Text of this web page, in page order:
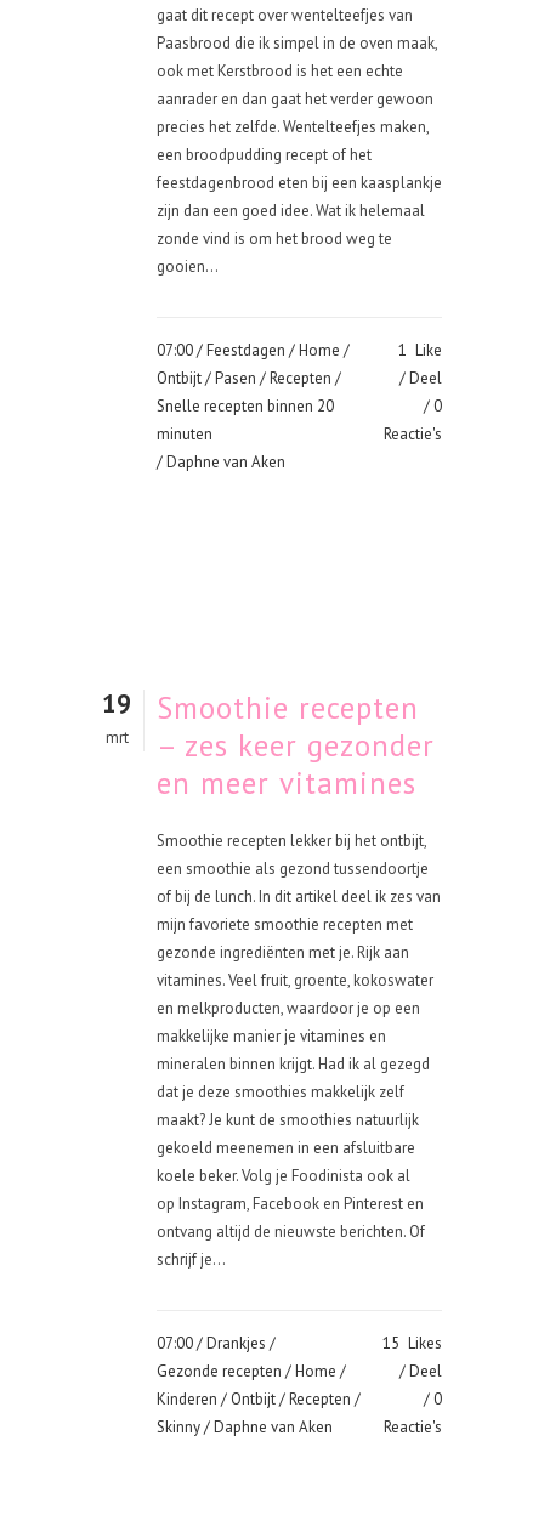
gaat dit recept over wentelteefjes van
Paasbrood die ik simpel in de oven maak,
ook met Kerstbrood is het een echte
aanrader en dan gaat het verder gewoon
precies het zelfde. Wentelteefjes maken,
een broodpudding recept of het
feestdagenbrood eten bij een kaasplankje
zijn dan een goed idee. Wat ik helemaal
zonde vind is om het brood weg te
gooien...
07:00 /Feestdagen /Home /
Ontbijt/Pasen /Recepten /
Snelle recepten binnen 20
minuten
/ Daphne van Aken
1 Like
Deel
0
Reactie's
19
mrt
Smoothie recepten
– zes keer gezonder
en meer vitamines
Smoothie recepten lekker bij het ontbijt,
een smoothie als gezond tussendoortje
of bij de lunch. In dit artikel deel ik zes van
mijn favoriete smoothie recepten met
gezonde ingrediënten met je. Rijk aan
vitamines. Veel fruit, groente, kokoswater
en melkproducten, waardoor je op een
makkelijke manier je vitamines en
mineralen binnen krijgt. Had ik al gezegd
dat je deze smoothies makkelijk zelf
maakt? Je kunt de smoothies natuurlijk
gekoeld meenemen in een afsluitbare
koele beker. Volg je Foodinista ook al
op Instagram, Facebook en Pinterest en
ontvang altijd de nieuwste berichten. Of
schrijf je...
07:00 /Drankjes /
Gezonde recepten /Home /
Kinderen / Ontbijt/Recepten /
Skinny/ Daphne van Aken
15 Likes
Deel
0
Reactie's